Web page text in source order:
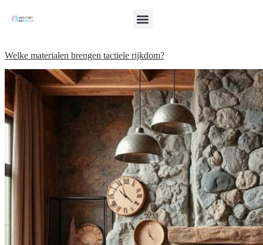
Welke materialen brengen tactiele rijkdom?